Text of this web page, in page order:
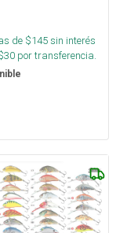
de $145sin interés
30 por transferencia.